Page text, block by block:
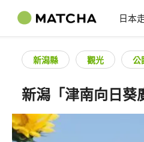
日本
新潟縣 觀光 公
新潟「津南向日葵